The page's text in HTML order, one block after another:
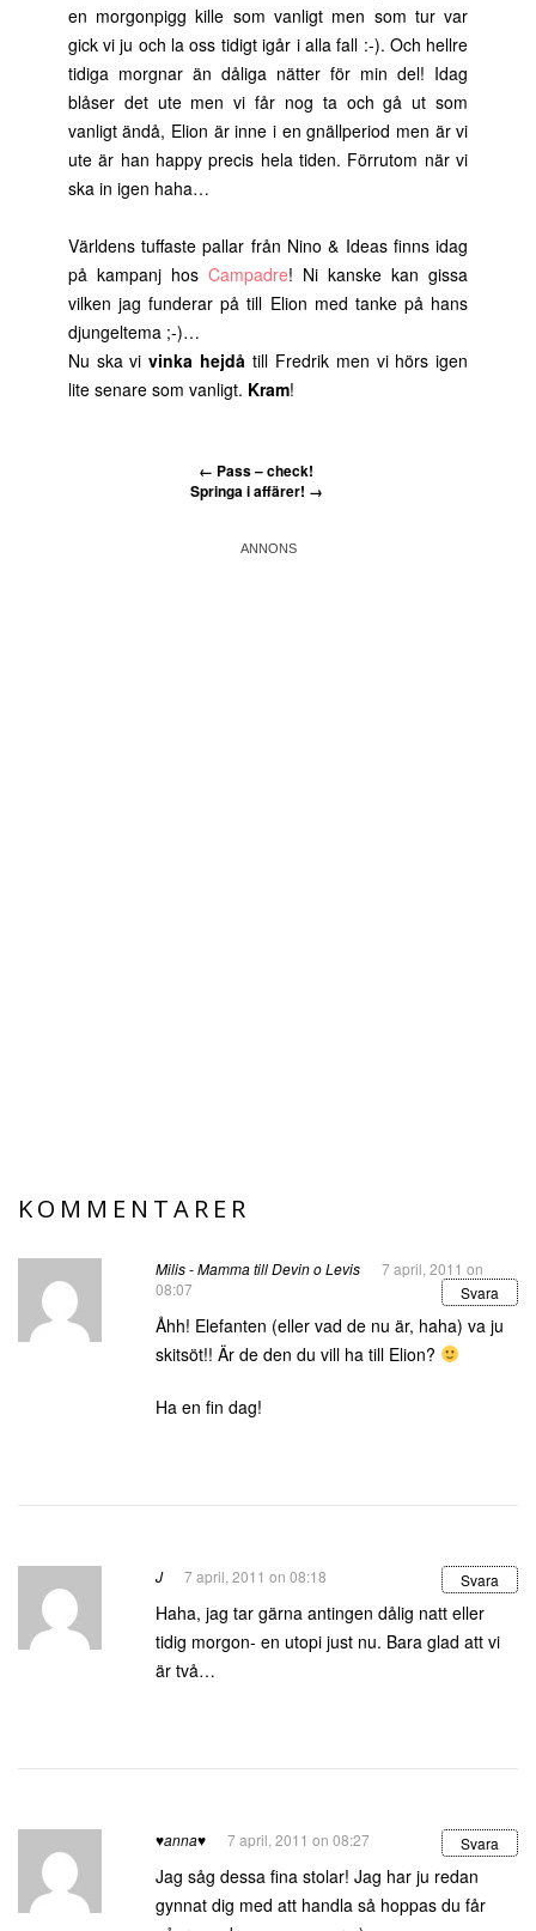
en morgonpigg kille som vanligt men som tur var
gick vi ju och la oss tidigt igår i alla fall :-). Och hellre
tidiga morgnar än dåliga nätter för min del! Idag
blåser det ute men vi får nog ta och gå ut som
vanligt ändå, Elion är inne i en gnällperiod men är vi
ute är han happy precis hela tiden. Förrutom när vi
ska in igen haha…
Världens tuffaste pallar från Nino & Ideas finns idag
på kampanj hos Campadre! Ni kanske kan gissa
vilken jag funderar på till Elion med tanke på hans
djungeltema ;-)…
Nu ska vivinka hejdå till Fredrik men vi hörs igen
lite senare som vanligt. Kram!
← Pass – check!
Springa i affärer! →
KOMMENTARER
Milis - Mamma till Devin o Levis
7 april, 2011 on
08:07
Svara
Åhh! Elefanten (eller vad de nu är, haha) va ju
skitsöt!! Är de den du vill ha till Elion?
Ha en fin dag!
J 7 april, 2011 on 08:18 Svara
Haha, jag tar gärna antingen dålig natt eller
tidig morgon- en utopi just nu. Bara glad att vi
är två…
♥anna♥ 7 april, 2011 on 08:27 Svara
Jag såg dessa fina stolar! Jag har ju redan
gynnat dig med att handla så hoppas du får